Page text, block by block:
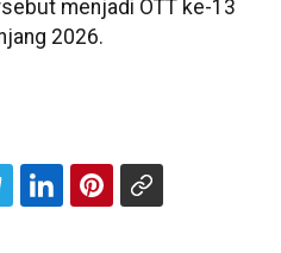
menjadi OTT ke-13
2026.